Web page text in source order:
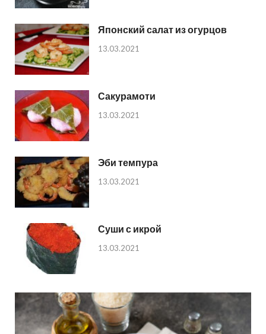
Японский салат из огурцов
13.03.2021
Сакурамоти
13.03.2021
Эби темпура
13.03.2021
Суши с икрой
13.03.2021